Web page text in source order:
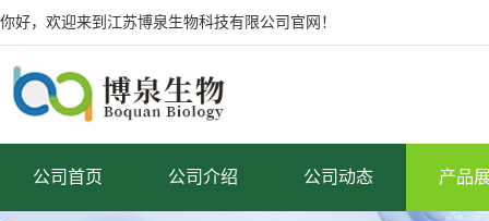
你好，欢迎来到江苏博泉生物科技有限公司官网！
公司首页 公司介绍 公司动态 产品